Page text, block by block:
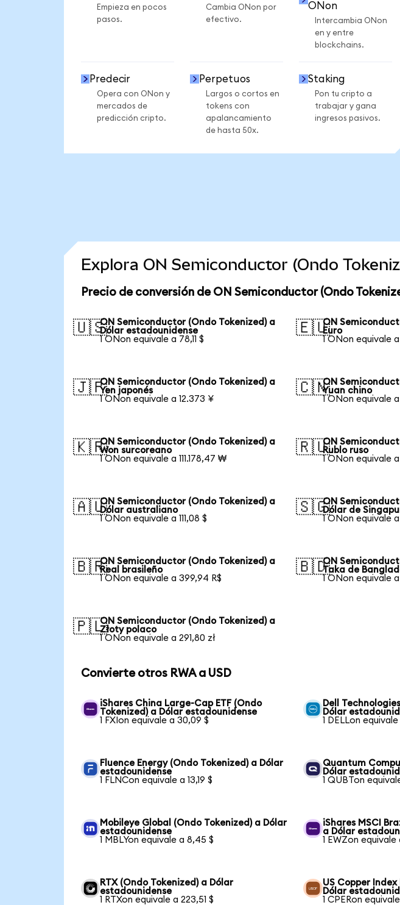
Empieza en pocos
pasos.
Cambia ONon por
efectivo.
ONon
Intercambia ONon
en y entre
blockchains.
Predecir
Opera con ONon y
mercados de
predicción cripto.
Perpetuos
Largos o cortos en
tokens con
apalancamiento
de hasta 50x.
Staking
Pon tu cripto a
trabajar y gana
ingresos pasivos.
Explora ON Semiconductor (Ondo
Precio de conversión de ON Semiconductor (Ondo
🇺🇸ON Semiconductor (Ondo Tokenized) a
Dólar estadounidense
1 ONon equivale a 78,11 $
🇪🇺ON
Euro
1 ONon equivale
🇯🇵ON Semiconductor (Ondo Tokenized) a
Yen japonés
1 ONon equivale a 12.373 ¥
🇨🇳ON
Yuan chino
1 ONon equivale
🇰🇷ON Semiconductor (Ondo Tokenized) a
Won surcoreano
1 ONon equivale a 111.178,47 ₩
🇷🇺ON
Rublo ruso
1 ONon equivale
🇦🇺ON Semiconductor (Ondo Tokenized) a
Dólar australiano
1 ONon equivale a 111,08 $
🇸🇬ON
Dólar de
1 ONon equivale a
🇧🇷ON Semiconductor (Ondo Tokenized) a
Real brasileño
1 ONon equivale a 399,94 R$
🇧🇩ON
Taka de
1 ONon equivale
🇵🇱ON Semiconductor (Ondo Tokenized) a
Złoty polaco
1 ONon equivale a 291,80 zł
Convierte otros RWA a USD
iShares China Large-Cap ETF (Ondo
Tokenized) a Dólar estadounidense
1 FXIon equivale a 30,09 $
Dell
Dólar
1 DELLon
Fluence Energy (Ondo Tokenized) a Dólar
estadounidense
1 FLNCon equivale a 13,19 $
Quantum
Dólar
1 QUBTon
Mobileye Global (Ondo Tokenized) a Dólar
estadounidense
1 MBLYon equivale a 8,45 $
iShares MSCI
a Dólar
1 EWZon equivale
RTX (Ondo Tokenized) a Dólar
estadounidense
1 RTXon equivale a 223,51 $
US Copper
Dólar
1 CPERon